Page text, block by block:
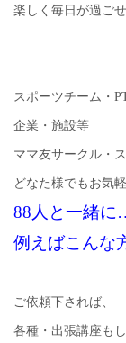
楽しく毎日が過ご
スポーツチーム・
企業・施設等
ママ友サークル・
どなた様でもお気
88人と一緒に
例えばこんな
ご依頼下されば、
各種・出張講座も